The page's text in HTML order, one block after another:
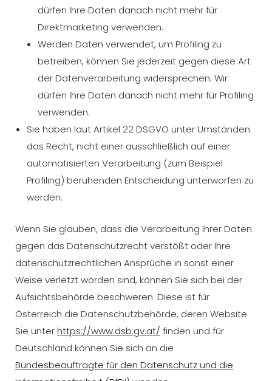
dürfen Ihre Daten danach nicht mehr für
Direktmarketing verwenden.
Werden Daten verwendet, um Profiling zu
betreiben, können Sie jederzeit gegen diese Art
der Datenverarbeitung widersprechen. Wir
dürfen Ihre Daten danach nicht mehr für Profiling
verwenden.
Sie haben laut Artikel 22 DSGVO unter Umständen
das Recht, nicht einer ausschließlich auf einer
automatisierten Verarbeitung (zum Beispiel
Profiling) beruhenden Entscheidung unterworfen zu
werden.
Wenn Sie glauben, dass die Verarbeitung Ihrer Daten
gegen das Datenschutzrecht verstößt oder Ihre
datenschutzrechtlichen Ansprüche in sonst einer
Weise verletzt worden sind, können Sie sich bei der
Aufsichtsbehörde beschweren. Diese ist für
Österreich die Datenschutzbehörde, deren Website
Sie unterhttps://www.dsb.gv.at/ finden und für
Deutschland können Sie sich an die
Bundesbeauftragte für den Datenschutz und die